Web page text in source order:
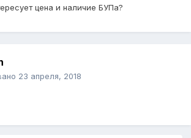
цена и наличие БУПа?
23 апреля, 2018